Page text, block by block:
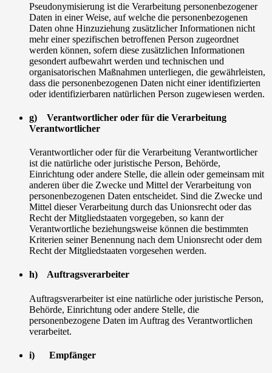
Pseudonymisierung ist die Verarbeitung personenbezogener
Daten in einer Weise, auf welche die personenbezogenen
Daten ohne Hinzuziehung zusätzlicher Informationen nicht
mehr einer spezifischen betroffenen Person zugeordnet
werden können, sofern diese zusätzlichen Informationen
gesondert aufbewahrt werden und technischen und
organisatorischen Maßnahmen unterliegen, die gewährleisten,
dass die personenbezogenen Daten nicht einer identifizierten
oder identifizierbaren natürlichen Person zugewiesen werden.
g) Verantwortlicher oder für die Verarbeitung
Verantwortlicher
Verantwortlicher oder für die Verarbeitung Verantwortlicher
ist die natürliche oder juristische Person, Behörde,
Einrichtung oder andere Stelle, die allein oder gemeinsam mit
anderen über die Zwecke und Mittel der Verarbeitung von
personenbezogenen Daten entscheidet. Sind die Zwecke und
Mittel dieser Verarbeitung durch das Unionsrecht oder das
Recht der Mitgliedstaaten vorgegeben, so kann der
Verantwortliche beziehungsweise können die bestimmten
Kriterien seiner Benennung nach dem Unionsrecht oder dem
Recht der Mitgliedstaaten vorgesehen werden.
h) Auftragsverarbeiter
Auftragsverarbeiter ist eine natürliche oder juristische Person,
Behörde, Einrichtung oder andere Stelle, die
personenbezogene Daten im Auftrag des Verantwortlichen
verarbeitet.
i) Empfänger